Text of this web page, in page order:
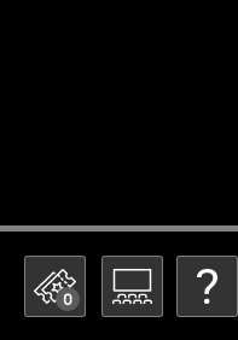
0